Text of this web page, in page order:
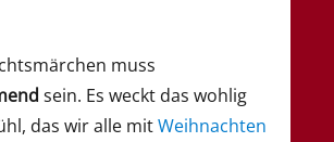
muss
sein. Es weckt das wohlig
das wir alle mitWeihnachten